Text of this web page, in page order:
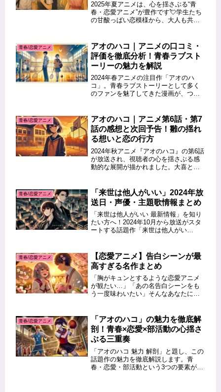
2025年夏アニメは、心を揺さぶる“青
春・恋愛アニメ”が豊作です💘学生たち
の甘酸っぱい恋模様から、大人も共感
愛・青春ジャンルの中から特に話題性
＆感動度の高いアニメをランキン...
青春/恋愛アニメ
アオのハコ｜アニメの口コミ・
評価を徹底分析！青春ラブスト
ーリーの魅力を解説
2024年春アニメの注目作「アオのハ
コ」。青春ラブストーリーとして多く
のファンを魅了してきた漫画が、つい
評価を徹底的に分析し、その魅力や注
目点について解説します。視聴を迷っ
て...
青春/恋愛アニメ
アオのハコ｜アニメ第6話・第7
話の感想と次回予告！雛の揺れ
る想いと恋の行方
2024年秋アニメ『アオのハコ』の第6話
が放送され、視聴者の心を揺さぶる感
動的な展開が描かれました。大喜と千
な心情が、繊細な心理描写で鮮やかに
表現されました。この記事では、第...
青春/恋愛アニメ
「来世は他人がいい」2024年放
送日・声優・主題歌情報まとめ
「来世は他人がいい 最新情報」を知り
たい方へ！2024年10月から放送がスタ
ートする話題作「来世は他人がい
開され、ますます注目を集めていま
す。この記事では、放送日やキャス
ト...
青春/恋愛アニメ
【恋愛アニメ】告白シーンが最
高すぎる名作まとめ
「胸がキュンとするような恋愛アニメ
が観たい…」「あの名告白シーンをも
う一度味わいたい」そんなあなたにぴ
題になった名作を厳選してご紹介しま
す。ド直球の告白、想いがあふれた...
青春/恋愛アニメ
「アオのハコ」の魅力を徹底解
剖！青春×恋愛×部活動の心揺さ
ぶる三重奏
「アオのハコ 魅力 解剖」と題し、この
話題作の魅力を徹底解説します。青
春・恋愛・部活動という3つの要素が絶